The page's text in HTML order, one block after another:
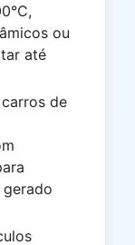
ou
até
carros de